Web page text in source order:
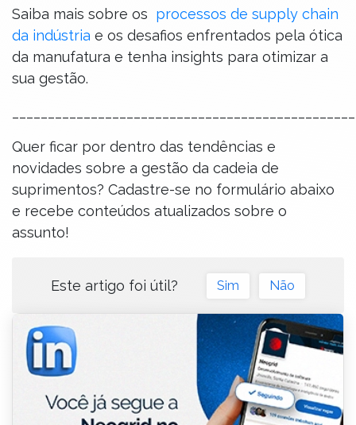
Saiba mais sobre os processos de supply chain
da indústria e os desafios enfrentados pela ótica
da manufatura e tenha insights para otimizar a
sua gestão.
Quer ficar por dentro das tendências e
novidades sobre a gestão da cadeia de
suprimentos? Cadastre-se no formulário abaixo
e recebe conteúdos atualizados sobre o
assunto!
Este artigo foi útil? Sim Não